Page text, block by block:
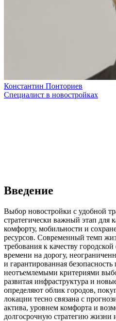
Константин Понториев
Специалист в новостройках
Введение
Выбор новостройки с удобной
стратегически важный этап для
комфорту, мобильности и
ресурсов. Современный темп
требования к качеству
времени на дорогу,
и гарантированная
неотъемлемыми критериями
развитая инфраструктура и
определяют облик городов,
локации тесно связана с
актива, уровнем комфорта и
долгосрочную стратегию жизни